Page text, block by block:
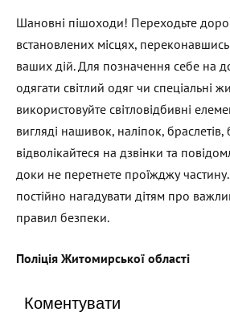
Шановні пішоходи! Переходьте
встановлених місцях, переконавшись
ваших дій. Для позначення себе на
одягати світлий одяг чи спеціальні
використовуйте світловідбивні
вигляді нашивок, наліпок,
відволікайтеся на дзвінки та
доки не перетнете проїжджу
постійно нагадувати дітям про
правил безпеки.
Поліція Житомирської області
Коментувати